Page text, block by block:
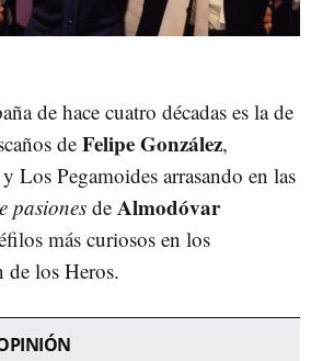
de hace cuatro décadas es la de
de Felipe González,
Los Pegamoides arrasando en las
pasiones de Almodóvar
más curiosos en los
los Heros.